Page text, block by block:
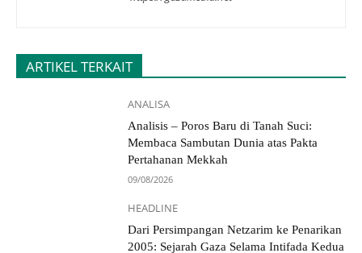
ARTIKEL TERKAIT
ANALISA
Analisis – Poros Baru di Tanah Suci:
Membaca Sambutan Dunia atas Pakta
Pertahanan Mekkah
09/08/2026
HEADLINE
Dari Persimpangan Netzarim ke Penarikan
2005: Sejarah Gaza Selama Intifada Kedua